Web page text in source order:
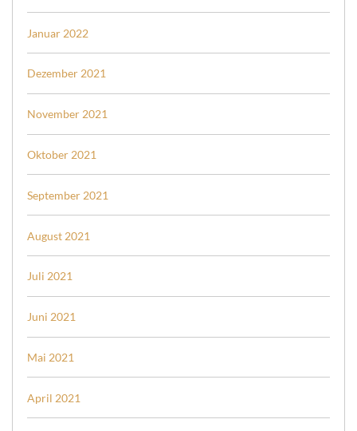
Januar 2022
Dezember 2021
November 2021
Oktober 2021
September 2021
August 2021
Juli 2021
Juni 2021
Mai 2021
April 2021